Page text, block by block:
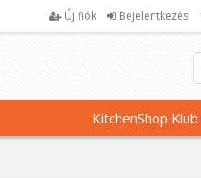
Új fiók Bejelentkezés
KitchenShop Klub